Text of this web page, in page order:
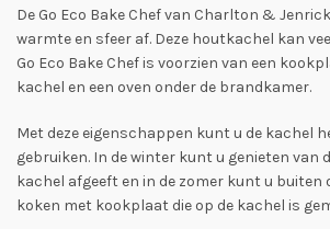
De Go Eco Bake Chef van Charlton &
warmte en sfeer af. Deze houtkachel kan
Go Eco Bake Chef is voorzien van een
kachel en een oven onder de brandkamer.
Met deze eigenschappen kunt u de kachel
gebruiken. In de winter kunt u genieten van
kachel afgeeft en in de zomer kunt u buiten
koken met kookplaat die op de kachel is